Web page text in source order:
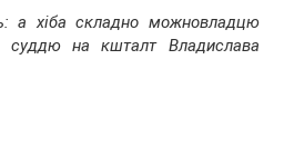
а хіба складно можновладцю
суддю на кшталт Владислава